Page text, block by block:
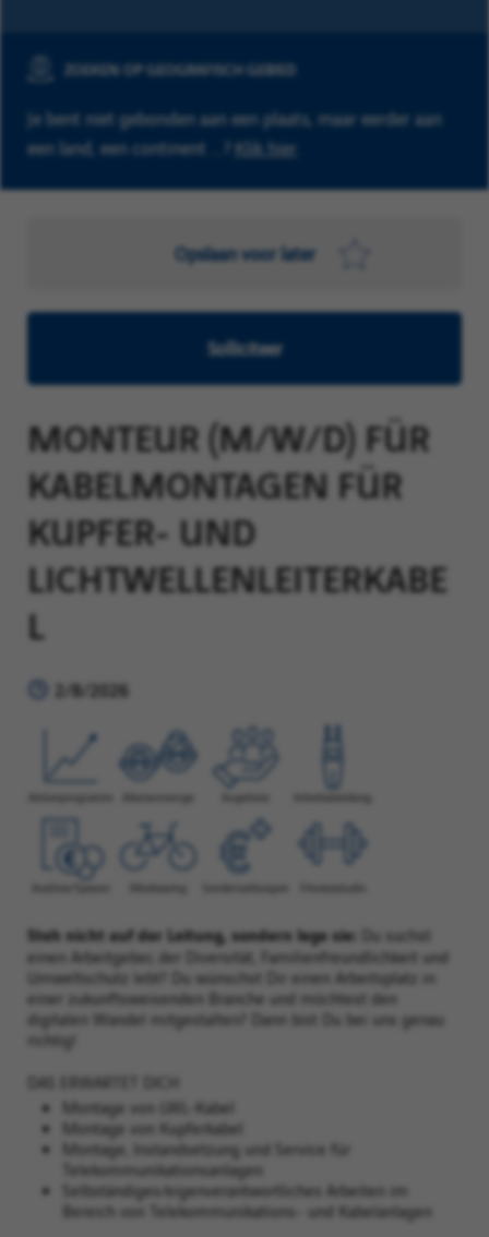
ZOEKEN OP GEOGRAFISCH GEBIED
Je bent niet gebonden aan een plaats, maar eerder aan
een land, een continent ...? Klik hier
Opslaan voor later
Solliciteer
MONTEUR (M/W/D) FÜR
KABELMONTAGEN FÜR
KUPFER- UND
LICHTWELLENLEITERKABE
L
2/8/2026
Steh nicht auf der Leitung, sondern lege sie: Du suchst
einen Arbeitgeber, der Diversität, Familienfreundlichkeit und
Umweltschutz lebt? Du wünschst Dir einen Arbeitsplatz in
einer zukunftsweisenden Branche und möchtest den
digitalen Wandel mitgestalten? Dann bist Du bei uns genau
richtig!
DAS ERWARTET DICH
Montage von LWL-Kabel
Montage von Kupferkabel
Montage, Instandsetzung und Service für
Telekommunikationsanlagen
Selbständiges/eigenverantwortliches Arbeiten im
Bereich von Telekommunikations- und Kabelanlagen